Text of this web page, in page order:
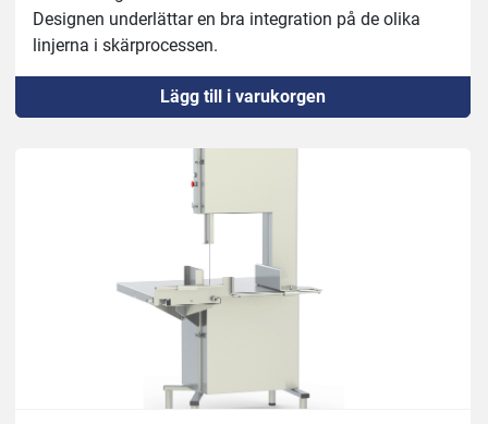
Blad Längd: 2910 mm
Designen underlättar en bra integration på de olika
linjerna i skärprocessen.
Robust 18/10 rostfri konstruktion.
Rostfria remskivor med dubbel klaff.
Automatisk process för spänningskontroll.
Säkerhetsanordning för att stoppa klingan på 4
På-av-brytare med nödstoppsknapp, IP65.
Tillverkning av blad på höger och vänster sida.
Enkel rengöring med vattentryck.
En kroppskonstruktion i ett stycke för att underlätta
Löstagbara rengöringsmedel för enkel rengöring, utan
användning av verktyg.
Lägg till i varukorgen